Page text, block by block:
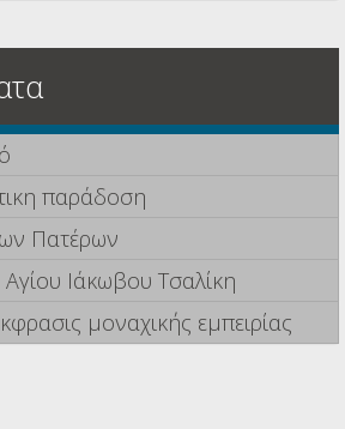
παράδοση
Πατέρων
Ιάκωβου Τσαλίκη
μοναχικής εμπειρίας